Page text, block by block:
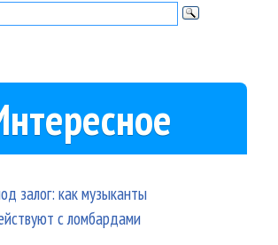
залог: как музыканты
с ломбардами